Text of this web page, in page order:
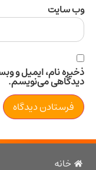
نام، ایمیل و وبسایت من
می‌نویسم.